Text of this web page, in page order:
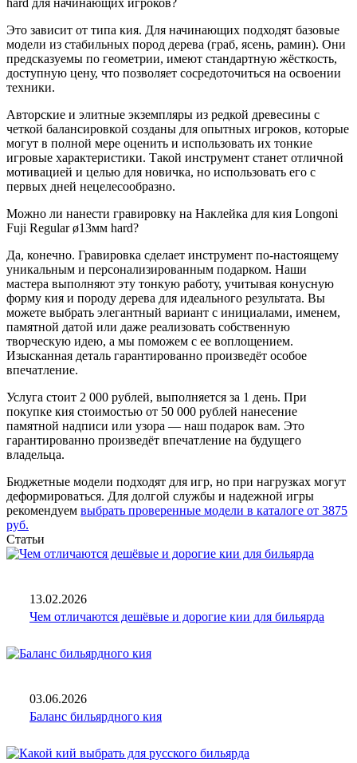
Это зависит от типа кия. Для начинающих подходят базовые
модели из стабильных пород дерева (граб, ясень, рамин). Они
предсказуемы по геометрии, имеют стандартную жёсткость,
доступную цену, что позволяет сосредоточиться на освоении
техники.
Авторские и элитные экземпляры из редкой древесины с
четкой балансировкой созданы для опытных игроков, которые
могут в полной мере оценить и использовать их тонкие
игровые характеристики. Такой инструмент станет отличной
мотивацией и целью для новичка, но использовать его с
первых дней нецелесообразно.
Можно ли нанести гравировку на Наклейка для кия Longoni
Fuji Regular ø13мм hard?
Да, конечно. Гравировка сделает инструмент по-настоящему
уникальным и персонализированным подарком. Наши
мастера выполняют эту тонкую работу, учитывая конусную
форму кия и породу дерева для идеального результата. Вы
можете выбрать элегантный вариант с инициалами, именем,
памятной датой или даже реализовать собственную
творческую идею, а мы поможем с ее воплощением.
Изысканная деталь гарантированно произведёт особое
впечатление.
Услуга стоит 2 000 рублей, выполняется за 1 день. При
покупке кия стоимостью от 50 000 рублей нанесение
памятной надписи или узора — наш подарок вам. Это
гарантированно произведёт впечатление на будущего
владельца.
Бюджетные модели подходят для игр, но при нагрузках могут
деформироваться. Для долгой службы и надежной игры
рекомендуем выбрать проверенные модели в каталоге от 3875
руб.
Статьи
13.02.2026
Чем отличаются дешёвые и дорогие кии для бильярда
03.06.2026
Баланс бильярдного кия